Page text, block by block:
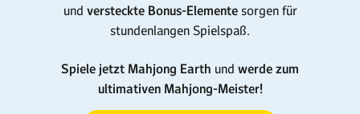
und versteckte Bonus-Elemente sorgen für
stundenlangen Spielspaß.
Spiele jetzt Mahjong Earth und werde zum
ultimativen Mahjong-Meister!